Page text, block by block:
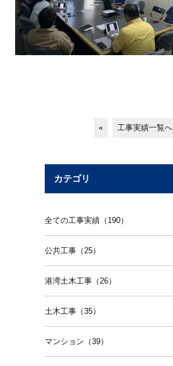
« 工事実績一覧へ
カテゴリ
全ての工事実績（190）
公共工事（25）
港湾土木工事（26）
土木工事（35）
マンション（39）